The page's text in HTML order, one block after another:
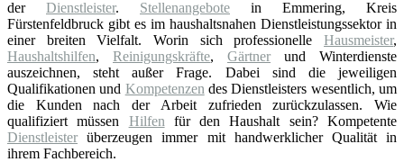
der Dienstleister. Stellenangebote in Emmering, Kreis
Fürstenfeldbruck gibt es im haushaltsnahen Dienstleistungssektor in
einer breiten Vielfalt. Worin sich professionelle Hausmeister,
Haushaltshilfen, Reinigungskräfte, Gärtner und Winterdienste
auszeichnen, steht außer Frage. Dabei sind die jeweiligen
Qualifikationen und Kompetenzen des Dienstleisters wesentlich, um
die Kunden nach der Arbeit zufrieden zurückzulassen. Wie
qualifiziert müssen Hilfen für den Haushalt sein? Kompetente
Dienstleister überzeugen immer mit handwerklicher Qualität in
ihrem Fachbereich.